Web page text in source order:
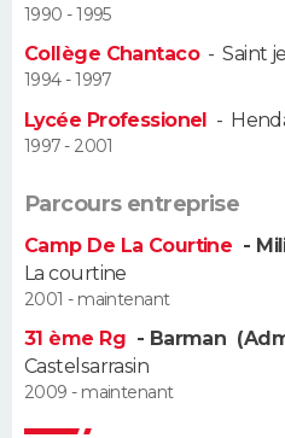
Alimentation
Guide de la santé
Maladies
Médicaments
Sommeil
VOYAGE
PHOTO
CARTE DE VOEUX
Carte de Noël
Carte Bonne année
Carte Saint-Valentin
Carte Pâques
Carte d'anniversaire
DICTIONNAIRE
Dictionnaire
Biographies
Citations
Expressions
Proverbes
PROGRAMME TV
1990 - 1995
Collège Chantaco-Saint
1994 - 1997
Lycée Professionel -
1997 - 2001
Parcours entreprise
Camp De La Courtine -
La courtine
2001 - maintenant
31 ème Rg - Barman
Castelsarrasin
2009 - maintenant